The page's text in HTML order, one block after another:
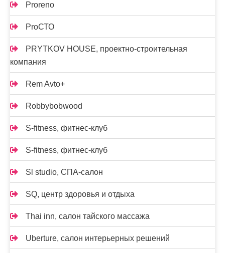
Proreno
ProСТО
PRYTKOV HOUSE, проектно-строительная
компания
Rem Avto+
Robbybobwood
S-fitness, фитнес-клуб
S-fitness, фитнес-клуб
Sl studio, СПА-салон
SQ, центр здоровья и отдыха
Thai inn, салон тайского массажа
Uberture, салон интерьерных решений